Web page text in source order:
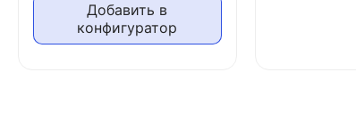
Добавить в
конфигуратор